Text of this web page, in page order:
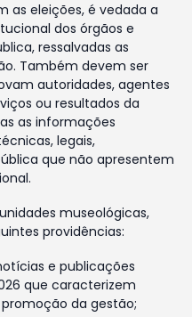
as eleições, é vedada a
dos órgãos e
ressalvadas as
Também devem ser
autoridades, agentes
ou resultados da
as informações
legais,
que não apresentem
museológicas,
providências:
e publicações
que caracterizem
da gestão;